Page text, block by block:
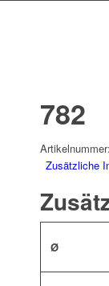
782
Artikelnummer:
Zusätzliche
Ø